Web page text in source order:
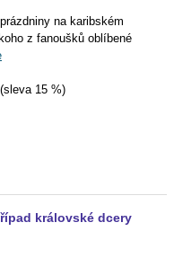
na karibském
z fanoušků oblíbené
15 %)
královské dcery